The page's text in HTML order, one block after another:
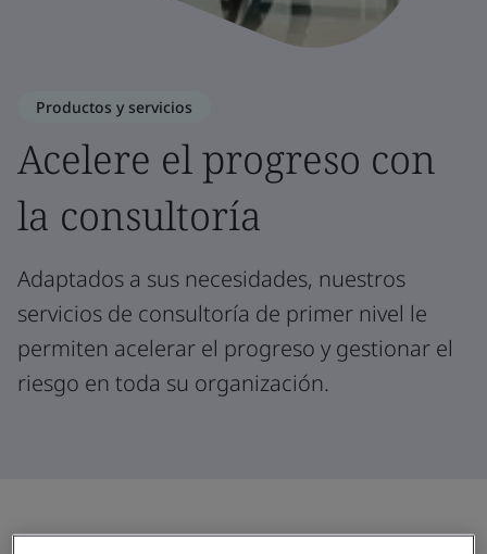
Productos y servicios
Acelere el progreso con
la consultoría
Adaptados a sus necesidades, nuestros
servicios de consultoría de primer nivel le
permiten acelerar el progreso y gestionar el
riesgo en toda su organización.